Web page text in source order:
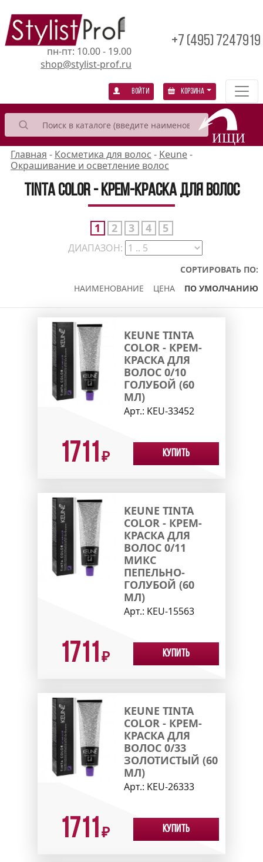
пн-пт: 10.00 - 19.00
shop@stylist-prof.ru
+7 (495) 7247919
Войти Корзина
Главная - Косметика для волос - Keune-
Окрашивание и осветление волос
Tinta Color - Крем-краска для волос
1 2 3 4 5
ДИАПАЗОН:
СОРТИРОВАТЬ ПО:
НАИМЕНОВАНИЕ
ЦЕНА ПО УМОЛЧАНИЮ
KEUNE TINTA
COLOR - КРЕМ-
КРАСКА ДЛЯ
ВОЛОС 0/10
ГОЛУБОЙ (60
МЛ)
Арт.: KEU-33452
1711 ₽ Купить
KEUNE TINTA
COLOR - КРЕМ-
КРАСКА ДЛЯ
ВОЛОС 0/11
МИКС
ПЕПЕЛЬНО-
ГОЛУБОЙ (60
МЛ)
Арт.: KEU-15563
1711 ₽ Купить
KEUNE TINTA
COLOR - КРЕМ-
КРАСКА ДЛЯ
ВОЛОС 0/33
ЗОЛОТИСТЫЙ (60
МЛ)
Арт.: KEU-26333
1711 ₽ Купить